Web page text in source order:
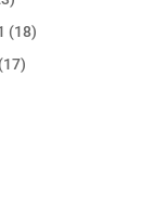
(18)
(17)